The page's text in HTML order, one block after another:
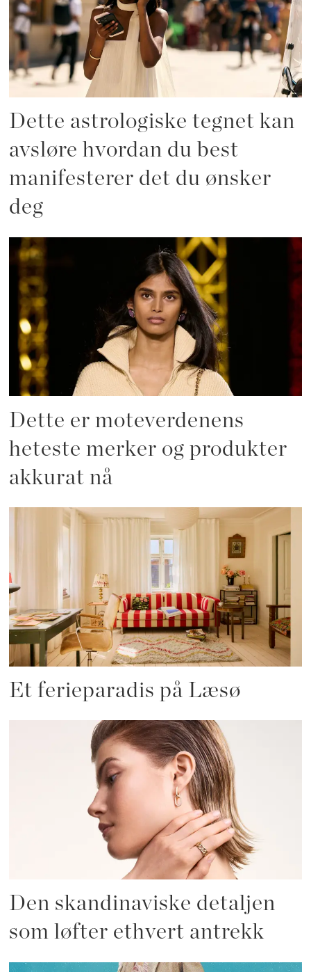
Dette astrologiske tegnet kan
avsløre hvordan du best
manifesterer det du ønsker
deg
Dette er moteverdenens
heteste merker og produkter
akkurat nå
Et ferieparadis på Læsø
Den skandinaviske detaljen
som løfter ethvert antrekk